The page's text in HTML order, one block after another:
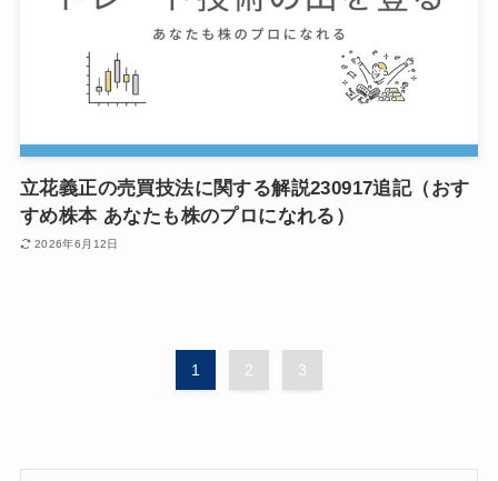
立花義正の売買技法に関する解説230917追記（おす
すめ株本 あなたも株のプロになれる）
2026年6月12日
1 2 3